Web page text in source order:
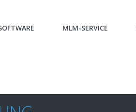
MLM-SERVICE